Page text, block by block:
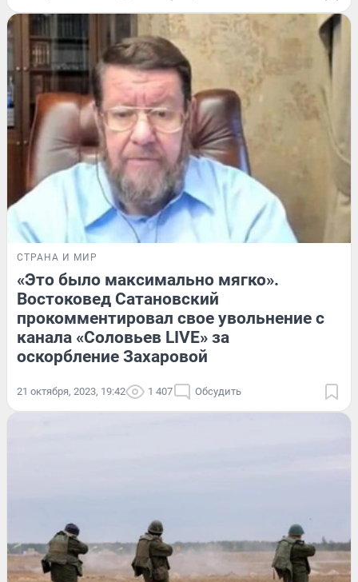
СТРАНА И МИР
«Это было максимально мягко».
Востоковед Сатановский
прокомментировал свое увольнение с
канала «Соловьев LIVE» за
оскорбление Захаровой
21 октября, 2023, 19:42 1 407 Обсудить